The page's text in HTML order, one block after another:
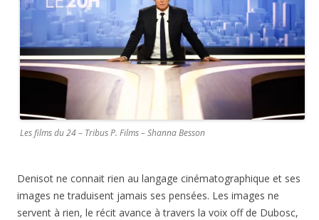
Les films du 24 – Tribus P. Films – Shanna Besson
Denisot ne connait rien au langage cinématographique et ses
images ne traduisent jamais ses pensées. Les images ne
servent à rien, le récit avance à travers la voix off de Dubosc,